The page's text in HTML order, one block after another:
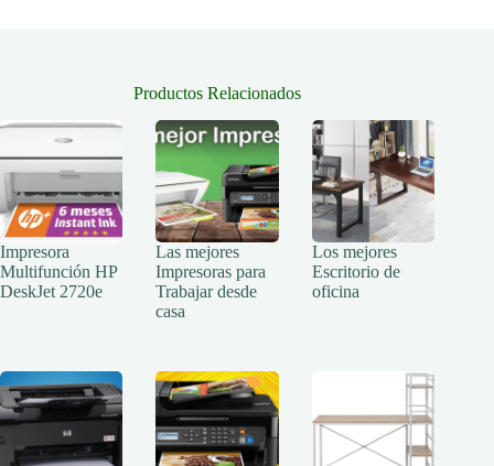
Productos Relacionados
Impresora
Multifunción HP
DeskJet 2720e
Las mejores
Impresoras para
Trabajar desde
casa
Los mejores
Escritorio de
oficina